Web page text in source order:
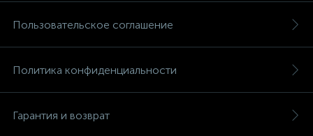
Пользовательское соглашение
Политика конфиденциальности
Гарантия и возврат